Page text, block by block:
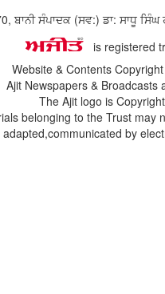
ਬਾਨੀ ਸੰਪਾਦਕ (ਸਵ:) ਡਾ: ਸਾਧੂ
is registered
Website & Contents
Ajit Newspapers &
The Ajit logo is
belonging to the Trust
by